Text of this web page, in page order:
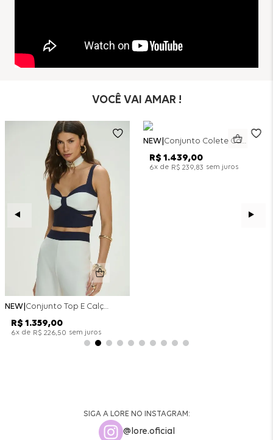
VOCÊ VAI AMAR !
NEW Conjunto Top E Calça Wide Leg Bicolor Alfaitaria - Off White
R$ 1 .359,00
6x de R$ 226,50 sem juros
NEW Conjunto Colete Calça Barril Bicolor Alfaiataria - Off White
R$ 1 .439,00
6x de R$ 239,83 sem juros
SIGA A LORE NO INSTAGRAM:
@lore.oficial